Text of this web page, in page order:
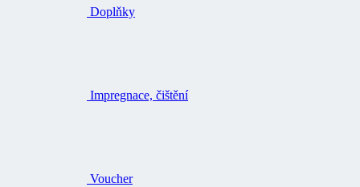
Doplňky
Impregnace, čištění
Voucher